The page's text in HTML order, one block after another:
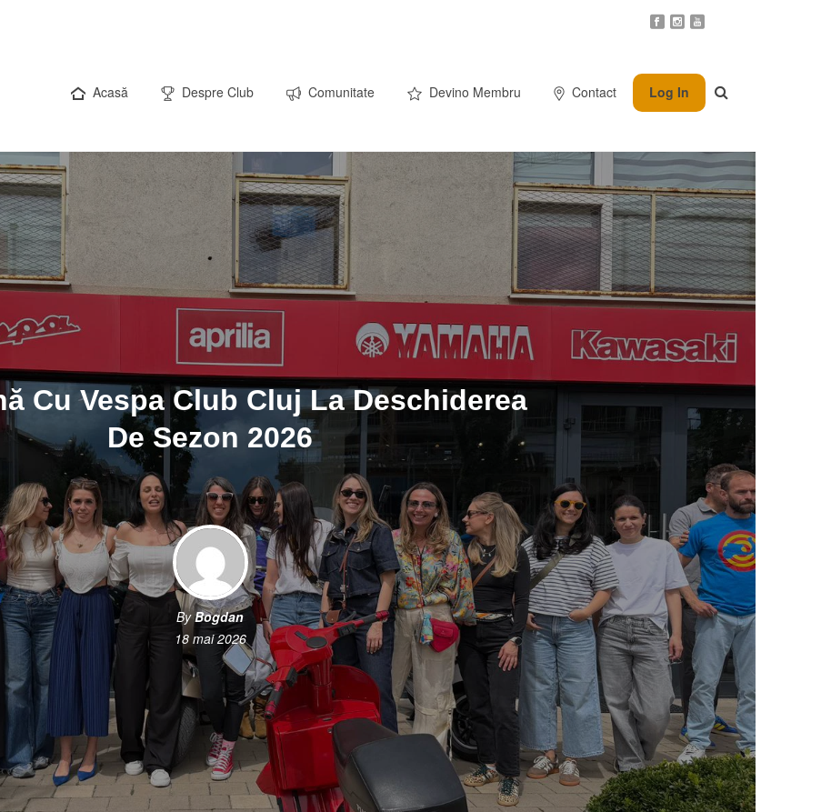
Acasă Despre Club Comunitate Devino Membru Contact Log In
Cu Vespa Club Cluj La Deschiderea
De Sezon 2026
ByBogdan
18 mai 2026